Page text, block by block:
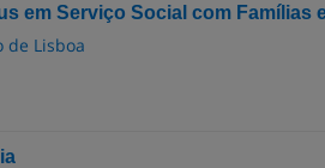
em Serviço Social com Famílias
de Lisboa